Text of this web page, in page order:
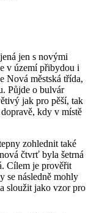
jen s novými
v území přibydou i
Nová městská třída,
Půjde o bulvár
jak pro pěší, tak
kdy v místě
zohlednit také
čtvrť byla šetrná
Cílem je prověřit
se následně mohly
sloužit jako vzor pro